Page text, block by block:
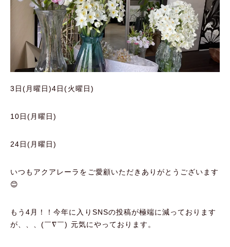
3日(月曜日)4日(火曜日)
10日(月曜日)
24日(月曜日)
いつもアクアレーラをご愛顧いただきありがとうございます
😊
もう4月！！今年に入りSNSの投稿が極端に減っております
が、、、(￣∇￣) 元気にやっております。